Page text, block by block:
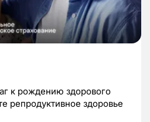
к рождению здорового
репродуктивное здоровье